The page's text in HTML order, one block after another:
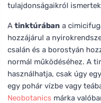
tulajdonságaikról
A tinktúrában a
hozzájárul a
csalán és a borostyán
normál működéséhez. A
használhatja, csak úgy
egy pohár vízbe vagy
Neobotanics márka